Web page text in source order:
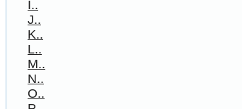
I..
J..
K..
L..
M..
N..
O..